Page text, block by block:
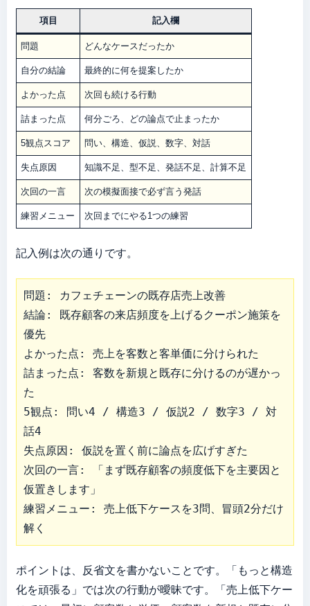
項目 記入欄
問題 どんなケースだったか
自分の結論 最終的に何を提案したか
よかった点 次回も続ける行動
詰まった点 何分ごろ、どの論点で止まったか
5観点スコア 問い、構造、仮説、数字、対話
失点原因 知識不足、型不足、発話不足、計算不足
次回の一言 次の模擬面接で必ず言う発話
練習メニュー 次回までにやる1つの練習
記入例は次の通りです。
問題: カフェチェーンの既存店売上改善
結論: 既存顧客の来店頻度を上げるクーポン施策を
優先
よかった点: 売上を客数と客単価に分けられた
詰まった点: 客数を新規と既存に分けるのが遅かっ
た
5観点: 問い4 / 構造3 / 仮説2 / 数字3 / 対
話4
失点原因: 仮説を置く前に論点を広げすぎた
次回の一言: 「まず既存顧客の頻度低下を主要因と
仮置きします」
練習メニュー: 売上低下ケースを3問、冒頭2分だけ
解く
ポイントは、反省文を書かないことです。「もっと構造
化を頑張る」では次の行動が曖昧です。「売上低下ケー